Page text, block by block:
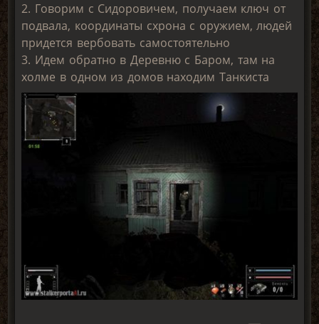
2. Говорим с Сидоровичем, получаем ключ от
подвала, координаты схрона с оружием, людей
придется вербовать самостоятельно
3. Идем обратно в Деревню с Баром, там на
холме в одном из домов находим Танкиста